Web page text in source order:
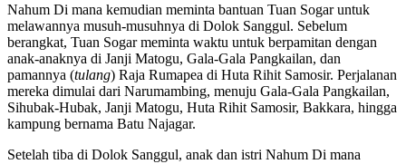
Nahum Di mana kemudian meminta bantuan Tuan Sogar untuk
melawannya musuh-musuhnya di Dolok Sanggul. Sebelum
berangkat, Tuan Sogar meminta waktu untuk berpamitan dengan
anak-anaknya di Janji Matogu, Gala-Gala Pangkailan, dan
pamannya (tulang) Raja Rumapea di Huta Rihit Samosir. Perjalanan
mereka dimulai dari Narumambing, menuju Gala-Gala Pangkailan,
Sihubak-Hubak, Janji Matogu, Huta Rihit Samosir, Bakkara, hingga
kampung bernama Batu Najagar.
Setelah tiba di Dolok Sanggul, anak dan istri Nahum Di mana